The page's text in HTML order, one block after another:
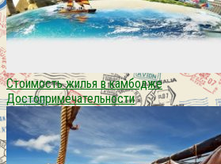
Cтоимость жилья в камбодже
Достопримечательности